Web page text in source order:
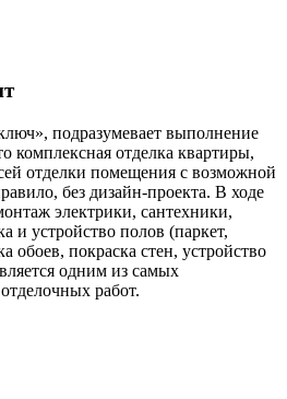
подразумевает выполнение
комплексная отделка квартиры,
отделки помещения с возможной
без дизайн-проекта. В ходе
электрики, сантехники,
и устройство полов (паркет,
обоев, покраска стен, устройство
одним из самых
работ.